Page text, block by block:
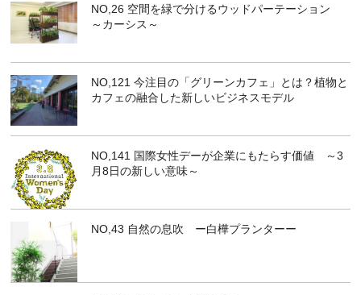
NO,26 空間を緑で分けるウッドパーテーション
～カーシス～
NO,121 今注目の「グリーンカフェ」とは？植物と
カフェの融合した新しいビジネスモデル
NO,141 国際女性デーが企業にもたらす価値 ～3
月8日の新しい意味～
NO,43 自然の息吹 ー白樺プランターー